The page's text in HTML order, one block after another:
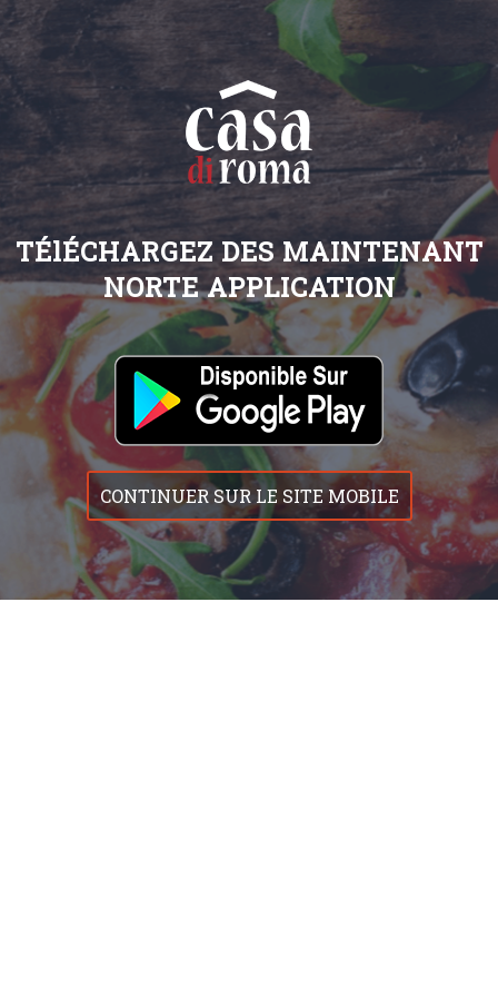
TÉlÉCHARGEZ DES MAINTENANT
NORTE APPLICATION
CONTINUER SUR LE SITE MOBILE